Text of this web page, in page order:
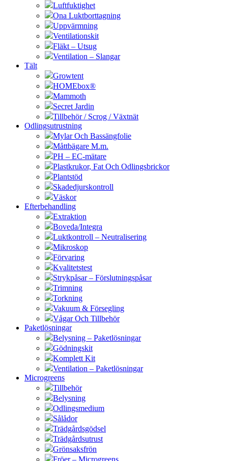
Luftfuktighet
Ona Luktborttagning
Uppvärmning
Ventilationskit
Fläkt – Utsug
Ventilation – Slangar
Tält
Growtent
HOMEbox®
Mammoth
Secret Jardin
Tillbehör / Scrog / Växtnät
Odlingsutrustning
Mylar Och Bassängfolie
Måttbägare M.m.
PH – EC-mätare
Plastkrukor, Fat Och Odlingsbrickor
Plantstöd
Skadedjurskontroll
Väskor
Efterbehandling
Extraktion
Boveda/Integra
Luktkontroll – Neutralisering
Mikroskop
Förvaring
Kvalitetstest
Strykpåsar – Förslutningspåsar
Trimning
Torkning
Vakuum & Försegling
Vågar Och Tillbehör
Paketlösningar
Belysning – Paketlösningar
Gödningskit
Komplett Kit
Ventilation – Paketlösningar
Microgreens
Tillbehör
Belysning
Odlingsmedium
Sålådor
Trädgårdsgödsel
Trädgårdsutrust
Grönsaksfrön
Fröer – Microgreens